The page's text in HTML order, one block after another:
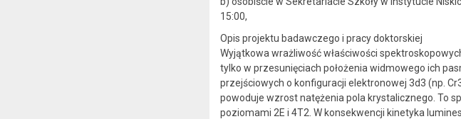
15:00,
Opis projektu badawczego i pracy doktorskiej
Wyjątkowa wrażliwość właściwości
tylko w przesunięciach położenia widmowego ich
przejściowych o konfiguracji elektronowej 3d3 (np.
powoduje wzrost natężenia pola krystalicznego. To
poziomami 2E i 4T2. W konsekwencji kinetyka